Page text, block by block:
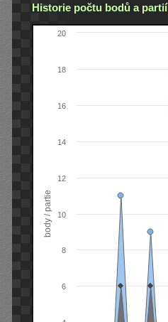
Historie počtu bodů a partií
body / partie
6
8
10
12
14
16
18
20